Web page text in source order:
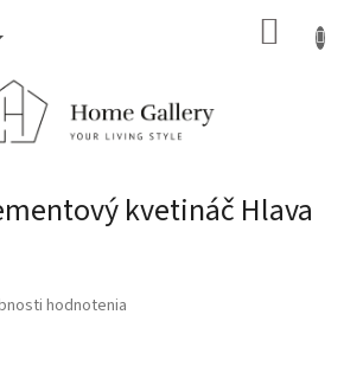
kvetináč Hlava
hodnotenia